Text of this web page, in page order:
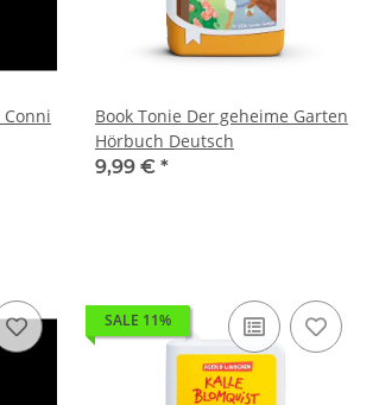
Conni
Book Tonie Der geheime Garten
Hörbuch Deutsch
9,99 € *
SALE 11%